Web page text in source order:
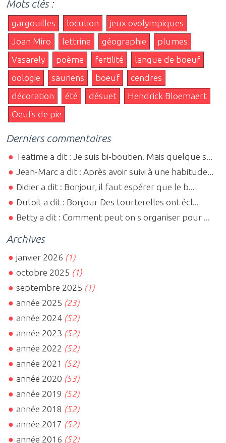
Mots clés :
gargouilles locution
jeux ovolympiques
Joan Miro
lettrine géographie
plumes
Vasarely
poème fertilité
langue de boeuf
oologie
sauriens boeuf
cendres
décoration
été désuet
Hendrick Bloemaert
Oeufs de pie
Derniers commentaires
Teatime a dit : Je suis bi-boutien. Mais quelque s...
Jean-Marc a dit : Après avoir suivi à une habitude...
Didier a dit : Bonjour, il faut espérer que le b...
Dutoit a dit : Bonjour Des tourterelles ont écl...
Betty a dit : Comment peut on s organiser pour ...
Archives
janvier 2026 (1)
octobre 2025 (1)
septembre 2025 (1)
année 2025 (23)
année 2024 (52)
année 2023 (52)
année 2022 (52)
année 2021 (52)
année 2020 (53)
année 2019 (52)
année 2018 (52)
année 2017 (52)
année 2016 (52)